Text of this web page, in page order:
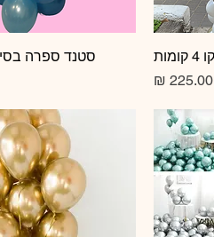
מחיר‏225.00 ‏₪
תצוגה מהירה
סטנד ספרה בסיסי 2